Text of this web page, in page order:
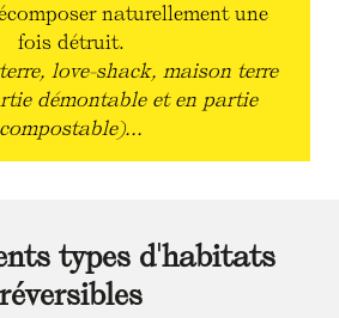
naturellement une
fois détruit.
love-shack, maison terre
démontable et en partie
compostable)...
types d'habitats
réversibles